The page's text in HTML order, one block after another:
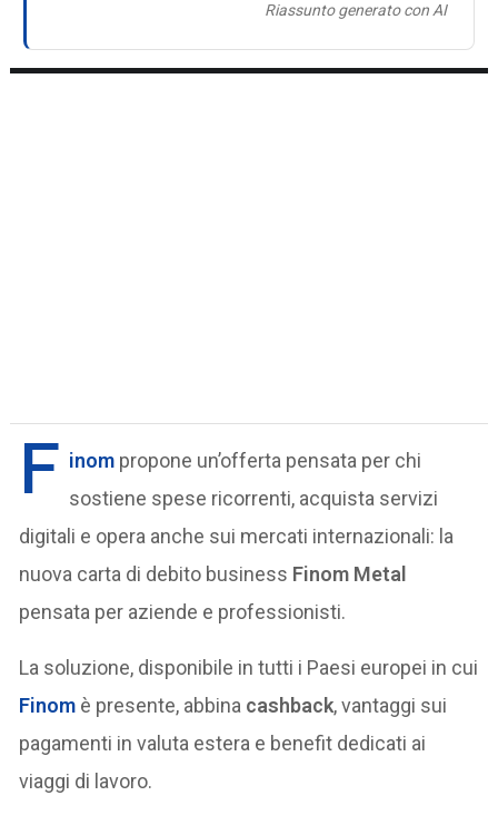
Riassunto generato con AI
F inom propone un’offerta pensata per chi
sostiene spese ricorrenti, acquista servizi
digitali e opera anche sui mercati internazionali: la
nuova carta di debito business Finom Metal
pensata per aziende e professionisti.
La soluzione, disponibile in tutti i Paesi europei in cui
Finom è presente, abbina cashback, vantaggi sui
pagamenti in valuta estera e benefit dedicati ai
viaggi di lavoro.